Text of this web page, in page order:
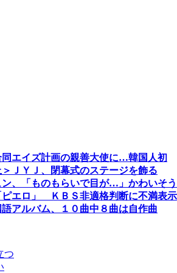
同エイズ計画の親善大使に…韓国人初
＞ＪＹＪ、閉幕式のステージを飾る
ン、「ものもらいで目が…」かわいそ
ピエロ」 ＫＢＳ非適格判断に不満表示
語アルバム、１０曲中８曲は自作曲
つ